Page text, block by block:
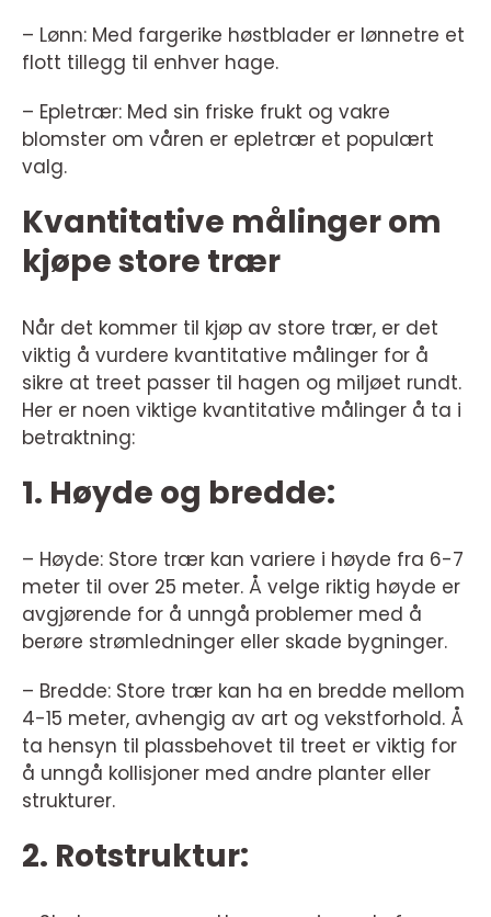
– Lønn: Med fargerike høstblader er lønnetre et
flott tillegg til enhver hage.
– Epletrær: Med sin friske frukt og vakre
blomster om våren er epletrær et populært
valg.
Kvantitative målinger om
kjøpe store trær
Når det kommer til kjøp av store trær, er det
viktig å vurdere kvantitative målinger for å
sikre at treet passer til hagen og miljøet rundt.
Her er noen viktige kvantitative målinger å ta i
betraktning:
1. Høyde og bredde:
– Høyde: Store trær kan variere i høyde fra 6-7
meter til over 25 meter. Å velge riktig høyde er
avgjørende for å unngå problemer med å
berøre strømledninger eller skade bygninger.
– Bredde: Store trær kan ha en bredde mellom
4-15 meter, avhengig av art og vekstforhold. Å
ta hensyn til plassbehovet til treet er viktig for
å unngå kollisjoner med andre planter eller
strukturer.
2. Rotstruktur: